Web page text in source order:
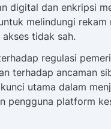
digital dan enkripsi
melindungi rekam
tidak sah.
regulasi
terhadap ancaman
utama dalam
pengguna platform